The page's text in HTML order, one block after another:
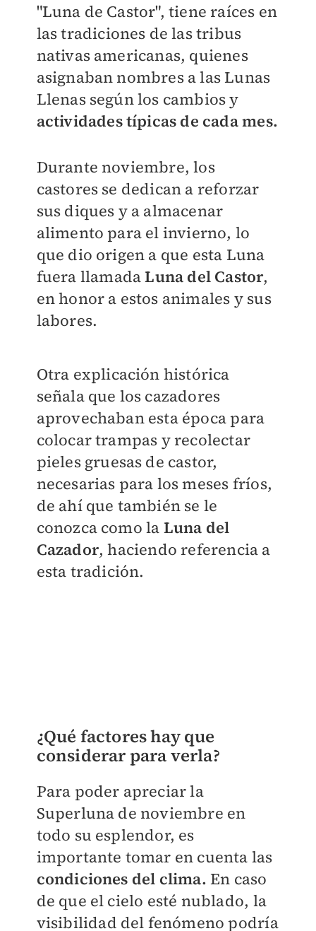
"Luna de Castor", tiene raíces en
las tradiciones de las tribus
nativas americanas, quienes
asignaban nombres a las Lunas
Llenas según los cambios y
actividades típicas de cada mes.
Durante noviembre, los
castores se dedican a reforzar
sus diques y a almacenar
alimento para el invierno, lo
que dio origen a que esta Luna
fuera llamadaLuna del Castor,
en honor a estos animales y sus
labores.
Otra explicación histórica
señala que los cazadores
aprovechaban esta época para
colocar trampas y recolectar
pieles gruesas de castor,
necesarias para los meses fríos,
de ahí que también se le
conozca como la Luna del
Cazador, haciendo referencia a
esta tradición.
¿Qué factores hay que
considerar para verla?
Para poder apreciar la
Superluna de noviembre en
todo su esplendor, es
importante tomar en cuenta las
condiciones del clima. En caso
de que el cielo esté nublado, la
visibilidad del fenómeno podría